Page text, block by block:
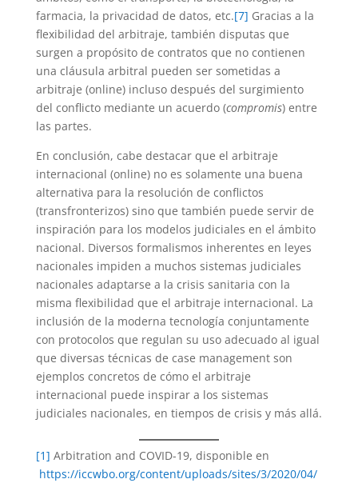
farmacia, la privacidad de datos, etc.[7] Gracias a la
flexibilidad del arbitraje, también disputas que
surgen a propósito de contratos que no contienen
una cláusula arbitral pueden ser sometidas a
arbitraje (online) incluso después del surgimiento
del conflicto mediante un acuerdo (compromis) entre
las partes.
En conclusión, cabe destacar que el arbitraje
internacional (online) no es solamente una buena
alternativa para la resolución de conflictos
(transfronterizos) sino que también puede servir de
inspiración para los modelos judiciales en el ámbito
nacional. Diversos formalismos inherentes en leyes
nacionales impiden a muchos sistemas judiciales
nacionales adaptarse a la crisis sanitaria con la
misma flexibilidad que el arbitraje internacional. La
inclusión de la moderna tecnología conjuntamente
con protocolos que regulan su uso adecuado al igual
que diversas técnicas de case management son
ejemplos concretos de cómo el arbitraje
internacional puede inspirar a los sistemas
judiciales nacionales, en tiempos de crisis y más allá.
[1] Arbitration and COVID-19, disponible en
https://iccwbo.org/content/uploads/sites/3/2020/04/